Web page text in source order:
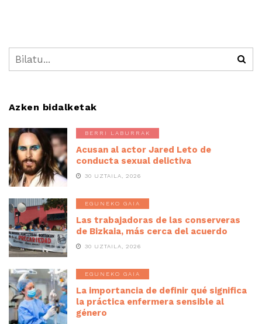
Azken bidalketak
BERRI LABURRAK
Acusan al actor Jared Leto de
conducta sexual delictiva
30 UZTAILA, 2026
EGUNEKO GAIA
Las trabajadoras de las conserveras
de Bizkaia, más cerca del acuerdo
30 UZTAILA, 2026
EGUNEKO GAIA
La importancia de definir qué significa
la práctica enfermera sensible al
género